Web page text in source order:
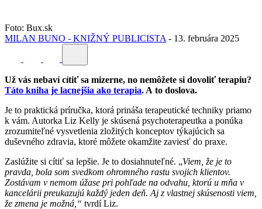
Foto: Bux.sk
MILAN BUNO - KNIŽNÝ PUBLICISTA - 13. februára 2025
Už vás nebaví cítiť sa mizerne, no nemôžete si dovoliť terapiu?
Táto kniha je lacnejšia ako terapia. A to doslova.
Je to praktická príručka, ktorá prináša terapeutické techniky priamo
k vám. Autorka Liz Kelly je skúsená psychoterapeutka a ponúka
zrozumiteľné vysvetlenia zložitých konceptov týkajúcich sa
duševného zdravia, ktoré môžete okamžite zaviesť do praxe.
Zaslúžite si cítiť sa lepšie. Je to dosiahnuteľné. „Viem, že je to
pravda, bola som svedkom ohromného rastu svojich klientov.
Zostávam v nemom úžase pri pohľade na odvahu, ktorú u mňa v
kancelárii preukazujú každý jeden deň. Aj z vlastnej skúsenosti viem,
že zmena je možná,“ tvrdí Liz.